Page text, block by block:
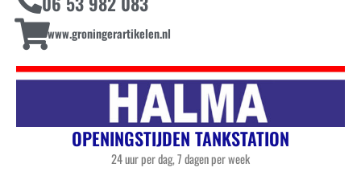
www.groningerartikelen.nl
OPENINGSTIJDEN TANKSTATION
24 uur per dag, 7 dagen per week